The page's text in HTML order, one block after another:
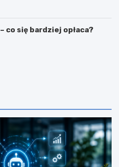
co się bardziej opłaca?